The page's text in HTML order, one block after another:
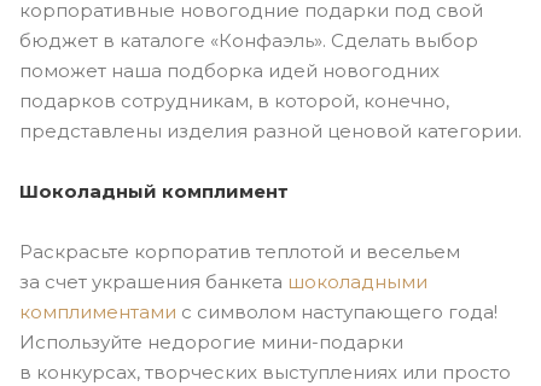
корпоративные новогодние подарки под свой
бюджет в каталоге «Конфаэль». Сделать выбор
поможет наша подборка идей новогодних
подарков сотрудникам, в которой, конечно,
представлены изделия разной ценовой категории.
Шоколадный комплимент
Раскрасьте корпоратив теплотой и весельем
за счет украшения банкета шоколадными
комплиментами с символом наступающего года!
Используйте недорогие мини-подарки
в конкурсах, творческих выступлениях или просто